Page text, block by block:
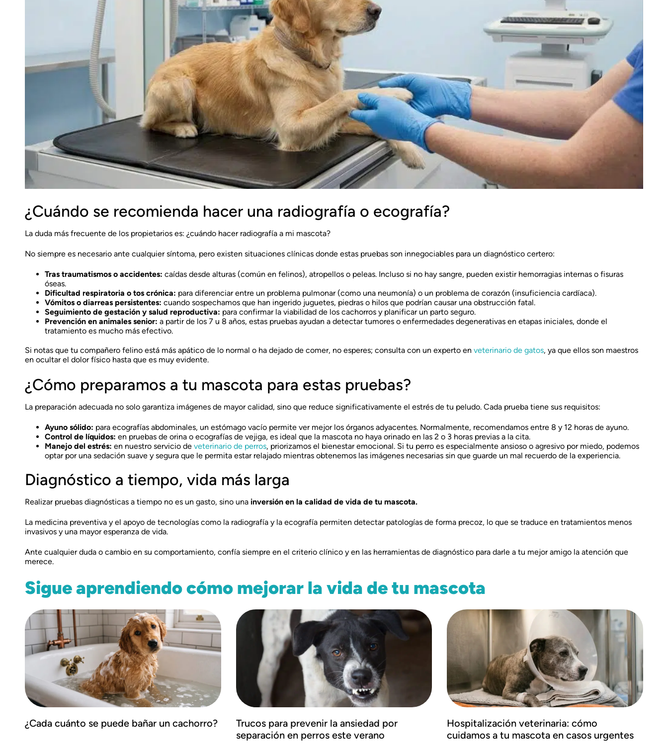
¿Cuándo se recomienda hacer una radiografía o ecografía?
La duda más frecuente de los propietarios es: ¿cuándo hacer radiografía a mi mascota?
No siempre es necesario ante cualquier síntoma, pero existen situaciones clínicas donde estas pruebas son innegociables para un diagnóstico certero:
Tras traumatismos o accidentes: caídas desde alturas (común en felinos), atropellos o peleas. Incluso si no hay sangre, pueden existir hemorragias internas o fisuras
óseas.
Dificultad respiratoria o tos crónica: para diferenciar entre un problema pulmonar (como una neumonía) o un problema de corazón (insuficiencia cardíaca).
Vómitos o diarreas persistentes: cuando sospechamos que han ingerido juguetes, piedras o hilos que podrían causar una obstrucción fatal.
Seguimiento de gestación y salud reproductiva: para confirmar la viabilidad de los cachorros y planificar un parto seguro.
Prevención en animales senior: a partir de los 7 u 8 años, estas pruebas ayudan a detectar tumores o enfermedades degenerativas en etapas iniciales, donde el
tratamiento es mucho más efectivo.
Si notas que tu compañero felino está más apático de lo normal o ha dejado de comer, no esperes; consulta con un experto en veterinario de gatos, ya que ellos son maestros
en ocultar el dolor físico hasta que es muy evidente.
¿Cómo preparamos a tu mascota para estas pruebas?
La preparación adecuada no solo garantiza imágenes de mayor calidad, sino que reduce significativamente el estrés de tu peludo. Cada prueba tiene sus requisitos:
Ayuno sólido: para ecografías abdominales, un estómago vacío permite ver mejor los órganos adyacentes. Normalmente, recomendamos entre 8 y 12 horas de ayuno.
Control de líquidos: en pruebas de orina o ecografías de vejiga, es ideal que la mascota no haya orinado en las 2 o 3 horas previas a la cita.
Manejo del estrés: en nuestro servicio de veterinario de perros, priorizamos el bienestar emocional. Si tu perro es especialmente ansioso o agresivo por miedo, podemos
optar por una sedación suave y segura que le permita estar relajado mientras obtenemos las imágenes necesarias sin que guarde un mal recuerdo de la experiencia.
Diagnóstico a tiempo, vida más larga
Realizar pruebas diagnósticas a tiempo no es un gasto, sino una inversión en la calidad de vida de tu mascota.
La medicina preventiva y el apoyo de tecnologías como la radiografía y la ecografía permiten detectar patologías de forma precoz, lo que se traduce en tratamientos menos
invasivos y una mayor esperanza de vida.
Ante cualquier duda o cambio en su comportamiento, confía siempre en el criterio clínico y en las herramientas de diagnóstico para darle a tu mejor amigo la atención que
merece.
Sigue aprendiendo cómo mejorar la vida de tu mascota
¿Cada cuánto se puede bañar un cachorro?
Trucos para prevenir la ansiedad por
separación en perros este verano
Hospitalización veterinaria: cómo
cuidamos a tu mascota en casos urgentes